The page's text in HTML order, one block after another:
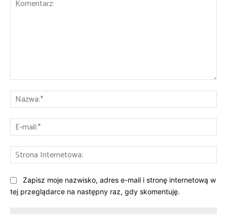
Zapisz moje nazwisko, adres e-mail i stronę internetową w
tej przeglądarce na następny raz, gdy skomentuję.